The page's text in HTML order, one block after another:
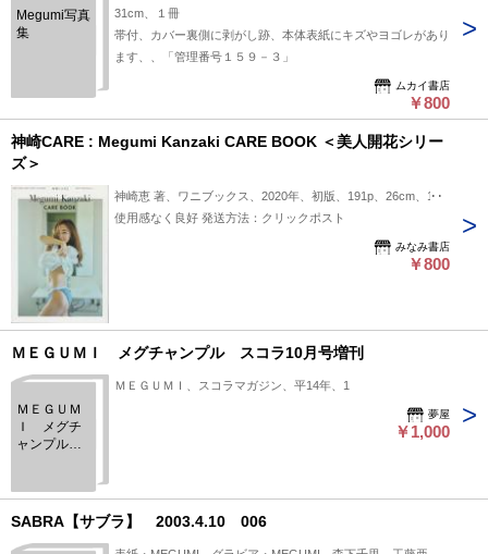
Megumi写真
集
31cm、１冊
帯付、カバー裏側に剥がし跡、本体表紙にキズやヨゴレがあり
ます、、「管理番号１５９－３」
ムカイ書店
￥800
神崎CARE : Megumi Kanzaki CARE BOOK ＜美人開花シリー
ズ＞
神崎恵 著、ワニブックス、2020年、初版、191p、26cm、1冊
使用感なく良好 発送方法：クリックポスト
みなみ書店
￥800
ＭＥＧＵＭＩ メグチャンプル スコラ10月号増刊
ＭＥＧＵＭ
Ｉ メグチ
ャンプル
ＭＥＧＵＭＩ、スコラマガジン、平14年、1
夢屋
￥1,000
SABRA【サブラ】 2003.4.10 006